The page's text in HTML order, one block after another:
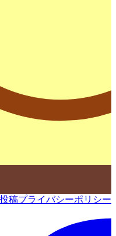
投稿プライバシーポリシー